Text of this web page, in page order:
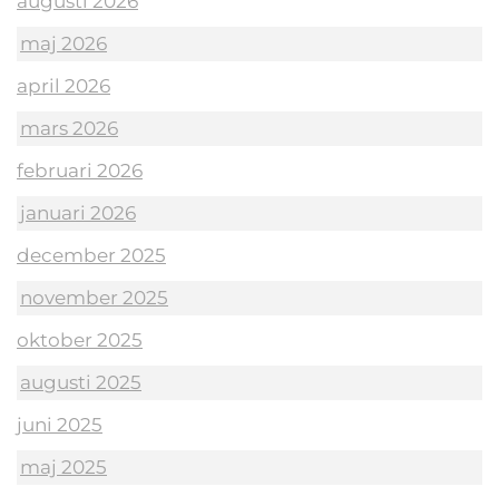
maj 2026
april 2026
mars 2026
februari 2026
januari 2026
december 2025
november 2025
oktober 2025
augusti 2025
juni 2025
maj 2025